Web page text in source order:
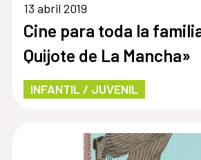
13 abril 2019
Cine para toda la
Quijote de La Mancha»
INFANTIL / JUVENIL